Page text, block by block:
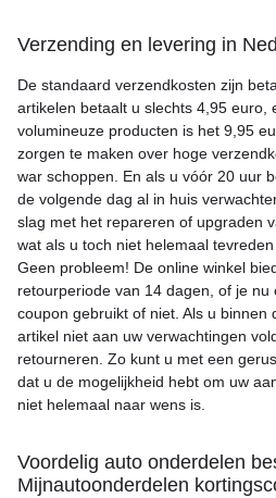
Verzending en levering in
De standaard verzendkosten zijn
artikelen betaalt u slechts 4,95 euro,
volumineuze producten is het 9,95
zorgen te maken over hoge
war schoppen. En als u vóór 20 uur
de volgende dag al in huis
slag met het repareren of upgraden
wat als u toch niet helemaal
Geen probleem! De online winkel
retourperiode van 14 dagen, of je nu
coupon gebruikt of niet. Als u binnen
artikel niet aan uw verwachtingen
retourneren. Zo kunt u met een
dat u de mogelijkheid hebt om uw
niet helemaal naar wens is.
Voordelig auto onderdelen
Mijnautoonderdelen